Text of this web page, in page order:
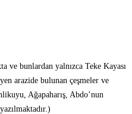
ve bunlardan yalnızca Teke Kayası
arazide bulunan çeşmeler ve
Ağapaharış, Abdo’nun